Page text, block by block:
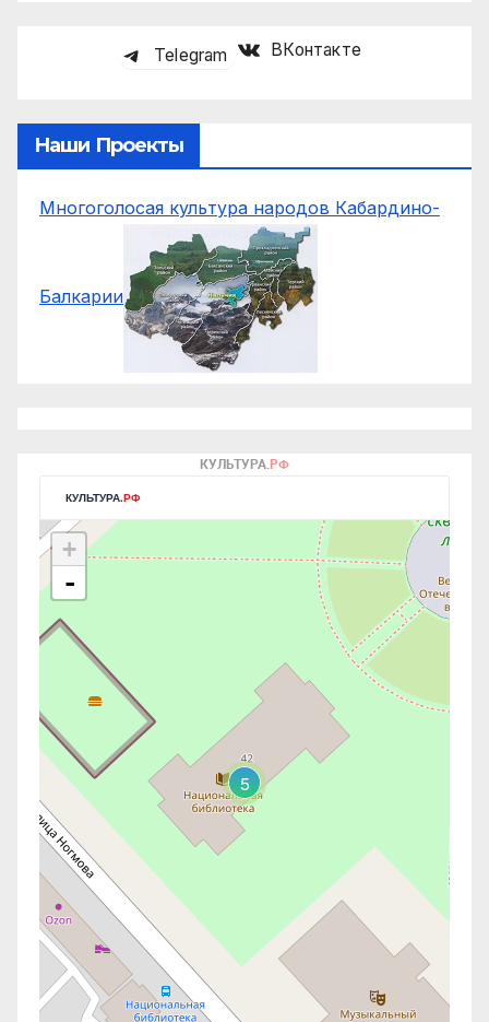
Telegram ВКонтакте
Наши Проекты
Многоголосая культура народов Кабардино-
Балкарии